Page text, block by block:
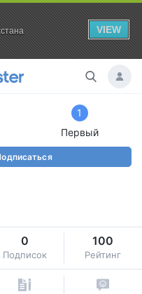
VIEW
1
Первый
0
Подписок
100
Рейтинг